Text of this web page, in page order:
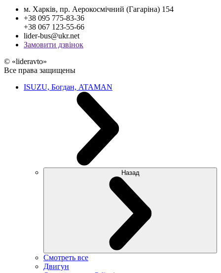
м. Харків, пр. Аерокосмічний (Гагаріна) 154
+38 095 775-83-36
+38 067 123-55-66
lider-bus@ukr.net
Замовити дзвінок
© «lideravto»
Все права защищены
ISUZU, Богдан, ATAMAN
Назад
Смотреть все
Двигун